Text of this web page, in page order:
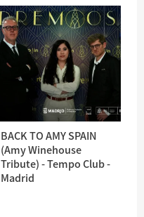
BACK TO AMY SPAIN
(Amy Winehouse
Tribute) - Tempo Club -
Madrid